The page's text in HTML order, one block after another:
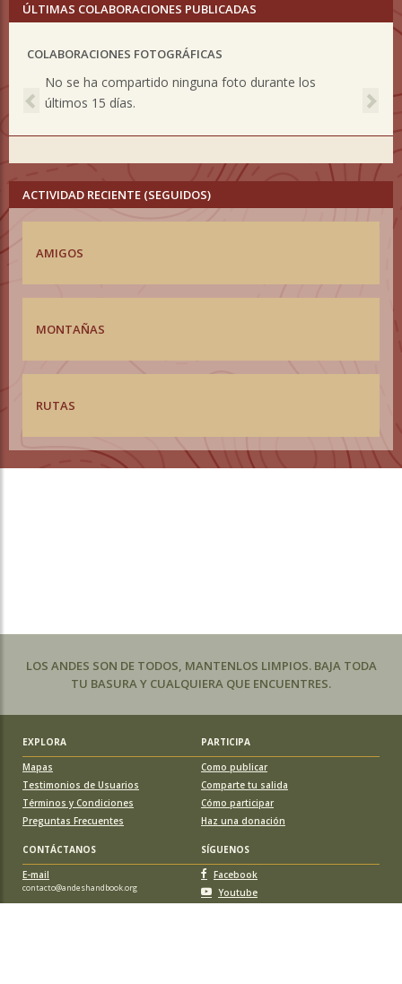
ÚLTIMAS COLABORACIONES PUBLICADAS
COLABORACIONES FOTOGRÁFICAS
No se ha compartido ninguna foto durante los
últimos 15 días.
Previous
ACTIVIDAD RECIENTE (SEGUIDOS)
AMIGOS
MONTAÑAS
RUTAS
LOS ANDES SON DE TODOS, MANTENLOS LIMPIOS. BAJA TODA
TU BASURA Y CUALQUIERA QUE ENCUENTRES.
EXPLORA
PARTICIPA
Mapas
Testimonios de Usuarios
Términos y Condiciones
Preguntas Frecuentes
Como publicar
Comparte tu salida
Cómo participar
Haz una donación
CONTÁCTANOS
SÍGUENOS
E-mail
contacto@andeshandbook.org
Facebook
Youtube